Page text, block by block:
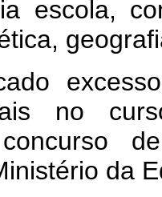
escola,
no
da